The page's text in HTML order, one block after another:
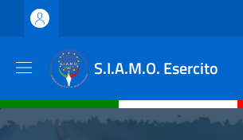
Salta al contenuto principale
Skip to footer content
S.I.A.M.O. Esercito